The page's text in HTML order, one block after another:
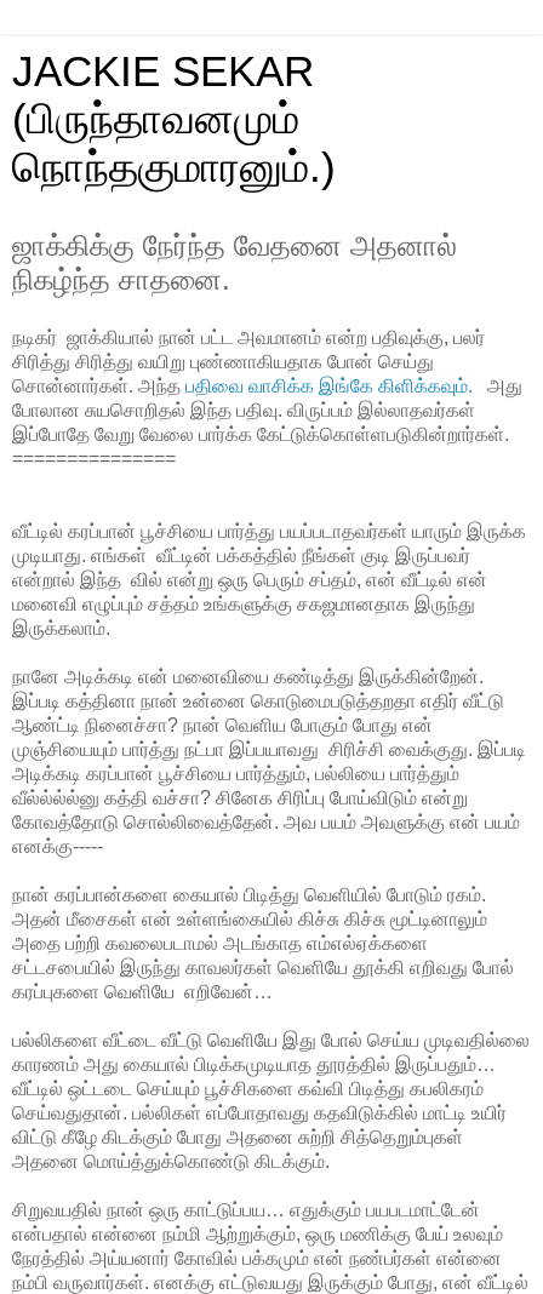
JACKIE SEKAR
(பிருந்தாவனமும்
நொந்தகுமாரனும்.)
ஜாக்கிக்கு நேர்ந்த வேதனை அதனால்
நிகழ்ந்த சாதனை.
நடிகர் ஜாக்கியால் நான் பட்ட அவமானம் என்ற பதிவுக்கு, பலர்
சிரித்து சிரித்து வயிறு புண்ணாகியதாக போன் செய்து
சொன்னார்கள். அந்த பதிவை வாசிக்க இங்கே கிளிக்கவும். அது
போலான சுயசொறிதல் இந்த பதிவு. விருப்பம் இல்லாதவர்கள்
இப்போதே வேறு வேலை பார்க்க கேட்டுக்கொள்ளபடுகின்றார்கள்.
===============
வீட்டில் கரப்பான் பூச்சியை பார்த்து பயப்படாதவர்கள் யாரும் இருக்க
முடியாது. எங்கள் வீட்டின் பக்கத்தில் நீங்கள் குடி இருப்பவர்
என்றால் இந்த வில் என்று ஒரு பெரும் சப்தம், என் வீட்டில் என்
மனைவி எழுப்பும் சத்தம் உங்களுக்கு சகஜமானதாக இருந்து
இருக்கலாம்.
நானே அடிக்கடி என் மனைவியை கண்டித்து இருக்கின்றேன்.
இப்படி கத்தினா நான் உன்னை கொடுமைபடுத்தறதா எதிர் வீட்டு
ஆண்ட்டி நினைச்சா? நான் வெளிய போகும் போது என்
முஞ்சியையும் பார்த்து நட்பா இப்பயாவது சிரிச்சி வைக்குது. இப்படி
அடிக்கடி கரப்பான் பூச்சியை பார்த்தும், பல்லியை பார்த்தும்
வீல்ல்ல்ல்னு கத்தி வச்சா? சினேக சிரிப்பு போய்விடும் என்று
கோவத்தோடு சொல்லிவைத்தேன். அவ பயம் அவளுக்கு என் பயம்
எனக்கு-----
நான் கரப்பான்களை கையால் பிடித்து வெளியில் போடும் ரகம்.
அதன் மீசைகள் என் உள்ளங்கையில் கிச்சு கிச்சு மூட்டினாலும்
அதை பற்றி கவலைபடாமல் அடங்காத எம்எல்ஏக்களை
சட்டசபையில் இருந்து காவலர்கள் வெளியே தூக்கி எறிவது போல்
கரப்புகளை வெளியே எறிவேன்…
பல்லிகளை வீட்டை வீட்டு வெளியே இது போல் செய்ய முடிவதில்லை
காரணம் அது கையால் பிடிக்கமுடியாத தூரத்தில் இருப்பதும்…
வீட்டில் ஒட்டடை செய்யும் பூச்சிகளை கவ்வி பிடித்து கபலிகரம்
செய்வதுதான். பல்லிகள் எப்போதாவது கதவிடுக்கில் மாட்டி உயிர்
விட்டு கீழே கிடக்கும் போது அதனை சுற்றி சித்தெறும்புகள்
அதனை மொய்த்துக்கொண்டு கிடக்கும்.
சிறுவயதில் நான் ஒரு காட்டுப்பய… எதுக்கும் பயபடமாட்டேன்
என்பதால் என்னை நம்மி ஆற்றுக்கும், ஒரு மணிக்கு பேய் உலவும்
நேரத்தில் அய்யனார் கோவில் பக்கமும் என் நண்பர்கள் என்னை
நம்பி வருவார்கள். எனக்கு எட்டுவயது இருக்கும் போது, என் வீட்டில்